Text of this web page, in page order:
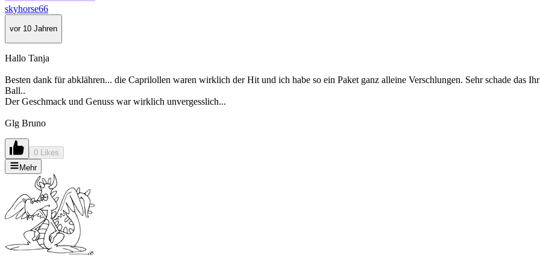
skyhorse66
vor 10 Jahren
Hallo Tanja
Besten dank für abklähren... die Caprilollen waren wirklich der Hit und ich habe so ein Paket ganz alleine Verschlungen. Sehr schade das
Ball..
Der Geschmack und Genuss war wirklich unvergesslich...
Glg Bruno
0 Likes
Mehr